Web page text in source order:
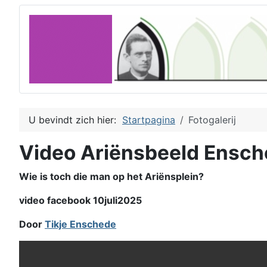
U bevindt zich hier: Startpagina Fotogalerij
Video Ariënsbeeld
Wie is toch die man op het Ariënsplein?
video facebook 10juli2025
Door Tikje Enschede